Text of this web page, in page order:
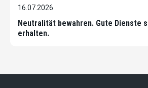
16.07.2026
Neutralität bewahren. Gute Dienste
erhalten.